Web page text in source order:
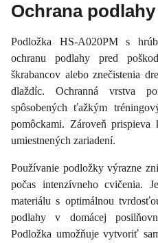
Ochrana podlahy
Podložka HS-A020PM s
ochranu podlahy pred
škrabancov alebo znečistenia
dlaždíc. Ochranná vrstva
spôsobených ťažkým
pomôckami. Zároveň
umiestnených zariadení.
Používanie podložky výrazne
počas intenzívneho cvičenia.
materiálu s optimálnou
podlahy v domácej
Podložka umožňuje vytvoriť